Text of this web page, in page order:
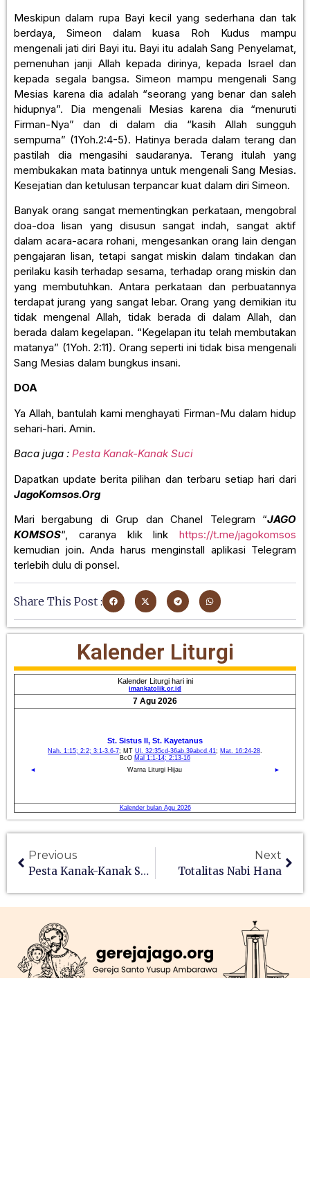
Meskipun dalam rupa Bayi kecil yang sederhana dan tak
berdaya, Simeon dalam kuasa Roh Kudus mampu
mengenali jati diri Bayi itu. Bayi itu adalah Sang Penyelamat,
pemenuhan janji Allah kepada dirinya, kepada Israel dan
kepada segala bangsa. Simeon mampu mengenali Sang
Mesias karena dia adalah “seorang yang benar dan saleh
hidupnya”. Dia mengenali Mesias karena dia “menuruti
Firman-Nya” dan di dalam dia “kasih Allah sungguh
sempurna” (1Yoh.2:4-5). Hatinya berada dalam terang dan
pastilah dia mengasihi saudaranya. Terang itulah yang
membukakan mata batinnya untuk mengenali Sang Mesias.
Kesejatian dan ketulusan terpancar kuat dalam diri Simeon.
Banyak orang sangat mementingkan perkataan, mengobral
doa-doa lisan yang disusun sangat indah, sangat aktif
dalam acara-acara rohani, mengesankan orang lain dengan
pengajaran lisan, tetapi sangat miskin dalam tindakan dan
perilaku kasih terhadap sesama, terhadap orang miskin dan
yang membutuhkan. Antara perkataan dan perbuatannya
terdapat jurang yang sangat lebar. Orang yang demikian itu
tidak mengenal Allah, tidak berada di dalam Allah, dan
berada dalam kegelapan. “Kegelapan itu telah membutakan
matanya” (1Yoh. 2:11). Orang seperti ini tidak bisa mengenali
Sang Mesias dalam bungkus insani.
DOA
Ya Allah, bantulah kami menghayati Firman-Mu dalam hidup
sehari-hari. Amin.
Baca juga : Pesta Kanak-Kanak Suci
Dapatkan update berita pilihan dan terbaru setiap hari dari
JagoKomsos.Org
Mari bergabung di Grup dan Chanel Telegram “JAGO
KOMSOS“, caranya klik link https://t.me/jagokomsos
kemudian join. Anda harus menginstall aplikasi Telegram
terlebih dulu di ponsel.
Share This Post :
Kalender Liturgi
Previous
Pesta Kanak-Kanak Suci
Next
Totalitas Nabi Hana